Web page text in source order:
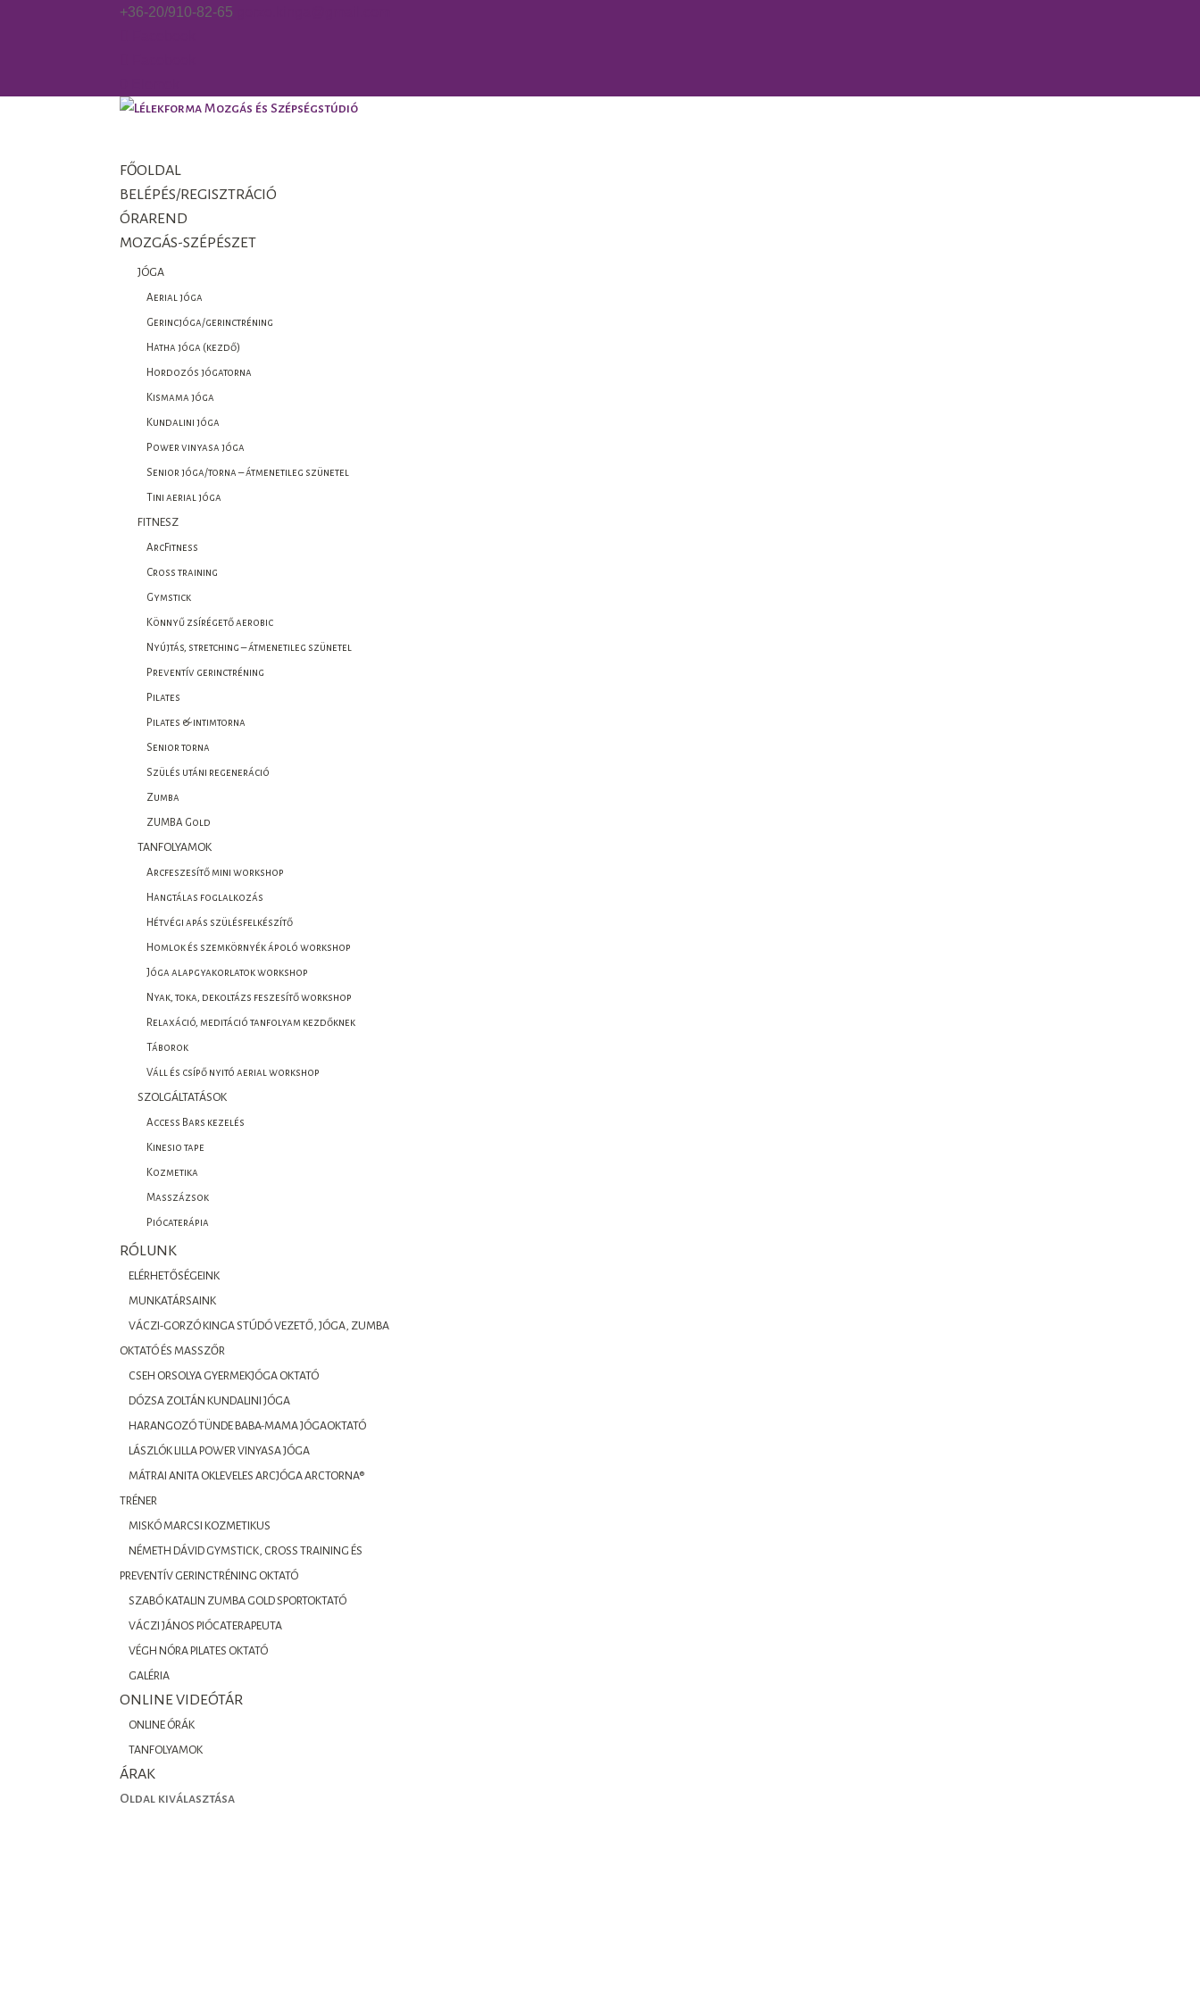
+36-20/910-82-65
FŐOLDAL
BELÉPÉS/REGISZTRÁCIÓ
ÓRAREND
MOZGÁS-SZÉPÉSZET
JÓGA
Aerial jóga
Gerincjóga/gerinctréning
Hatha jóga (kezdő)
Hordozós jógatorna
Kismama jóga
Kundalini jóga
Power vinyasa jóga
Senior jóga/torna – átmenetileg szünetel
Tini aerial jóga
FITNESZ
ArcFitness
Cross training
Gymstick
Könnyű zsírégető aerobic
Nyújtás, stretching – átmenetileg szünetel
Preventív gerinctréning
Pilates
Pilates & intimtorna
Senior torna
Szülés utáni regeneráció
Zumba
ZUMBA Gold
TANFOLYAMOK
Arcfeszesítő mini workshop
Hangtálas foglalkozás
Hétvégi apás szülésfelkészítő
Homlok és szemkörnyék ápoló workshop
Jóga alapgyakorlatok workshop
Nyak, toka, dekoltázs feszesítő workshop
Relaxáció, meditáció tanfolyam kezdőknek
Táborok
Váll és csípő nyitó aerial workshop
SZOLGÁLTATÁSOK
Access Bars kezelés
Kinesio tape
Kozmetika
Masszázsok
Piócaterápia
RÓLUNK
ELÉRHETŐSÉGEINK
MUNKATÁRSAINK
VÁCZI-GORZÓ KINGA STÚDÓ VEZETŐ, JÓGA, ZUMBA
OKTATÓ ÉS MASSZŐR
CSEH ORSOLYA GYERMEKJÓGA OKTATÓ
DÓZSA ZOLTÁN KUNDALINI JÓGA
HARANGOZÓ TÜNDE BABA-MAMA JÓGAOKTATÓ
LÁSZLÓK LILLA POWER VINYASA JÓGA
MÁTRAI ANITA OKLEVELES ARCJÓGA ARCTORNA®
TRÉNER
MISKÓ MARCSI KOZMETIKUS
NÉMETH DÁVID GYMSTICK, CROSS TRAINING ÉS
PREVENTÍV GERINCTRÉNING OKTATÓ
SZABÓ KATALIN ZUMBA GOLD SPORTOKTATÓ
VÁCZI JÁNOS PIÓCATERAPEUTA
VÉGH NÓRA PILATES OKTATÓ
GALÉRIA
ONLINE VIDEÓTÁR
ONLINE ÓRÁK
TANFOLYAMOK
ÁRAK
Oldal kiválasztása